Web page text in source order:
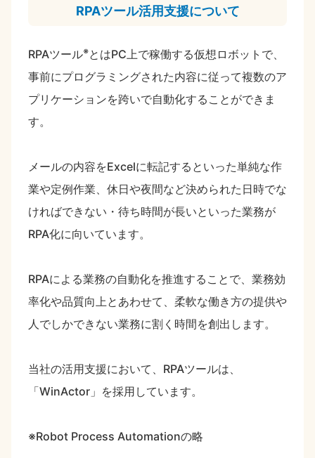
RPAツール活用支援について
RPAツール※とはPC上で稼働する仮想ロボットで、
事前にプログラミングされた内容に従って複数のア
プリケーションを跨いで自動化することができま
す。
メールの内容をExcelに転記するといった単純な作
業や定例作業、休日や夜間など決められた日時でな
ければできない・待ち時間が長いといった業務が
RPA化に向いています。
RPAによる業務の自動化を推進することで、業務効
率化や品質向上とあわせて、柔軟な働き方の提供や
人でしかできない業務に割く時間を創出します。
当社の活用支援において、RPAツールは、
「WinActor」を採用しています。
※Robot Process Automationの略